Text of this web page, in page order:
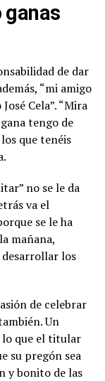
ganas
de dar
“mi amigo
Cela”. “Mira
tengo de
que tenéis
no se le da
va el
se le ha
mañana,
desarrollar los
de celebrar
Un
lo que el titular
su pregón sea
y bonito de las